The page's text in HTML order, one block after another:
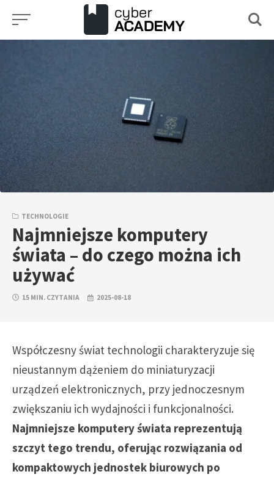
Przejdź
TECHNOLOGIE
Najmniejsze komputery
świata – do czego można ich
używać
15 MIN. CZYTANIA 2025-08-18
Współczesny świat technologii charakteryzuje się
nieustannym dążeniem do miniaturyzacji
urządzeń elektronicznych, przy jednoczesnym
zwiększaniu ich wydajności i funkcjonalności.
Najmniejsze komputery świata reprezentują
szczyt tego trendu, oferując rozwiązania od
kompaktowych jednostek biurowych po